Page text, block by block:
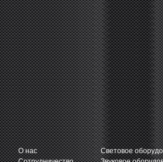
О нас
Световое